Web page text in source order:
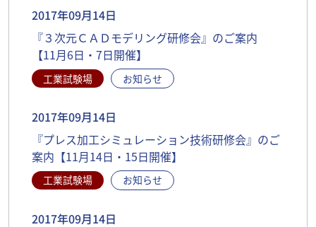
2017年09月14日
『３次元ＣＡＤモデリング研修会』のご案内
【11月6日・7日開催】
工業試験場 お知らせ
2017年09月14日
『プレス加工シミュレーション技術研修会』のご
案内【11月14日・15日開催】
工業試験場 お知らせ
2017年09月14日